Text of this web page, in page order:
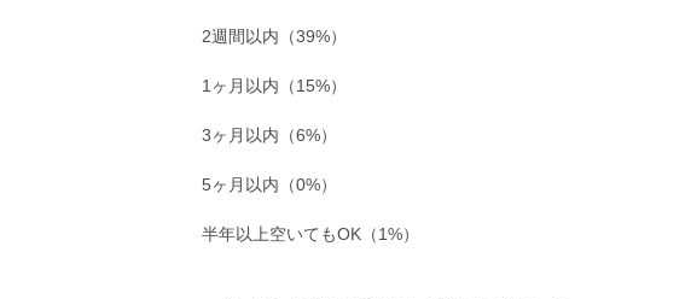
2週間以内（39%）
1ヶ月以内（15%）
3ヶ月以内（6%）
5ヶ月以内（0%）
半年以上空いてもOK（1%）